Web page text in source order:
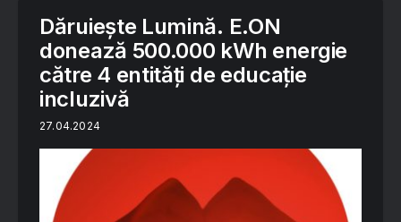
Dăruiește Lumină. E.ON
donează 500.000 kWh energie
către 4 entități de educație
incluzivă
27.04.2024